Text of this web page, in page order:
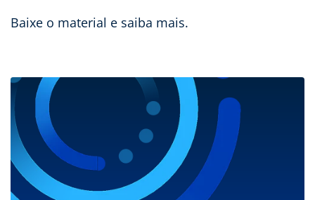
Baixe o material e saiba mais.